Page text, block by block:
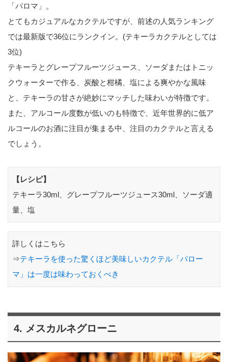
「パロマ」。
とてもカジュアルなカクテルですが、前述の人気ランキング
では最新版で36位にランクイン。(テキーラカクテルとしては
3位)
テキーラとグレープフルーツジュース、ソーダまたはトニッ
クウォーターで作る、炭酸と柑橘、塩による爽やかな風味
と、テキーラの甘さが絶妙にマッチした味わいが特徴です。
また、アルコール度数が低いのも特徴で、近年世界的に低ア
ルコールのお酒に注目が集まる中、注目のカクテルと言える
でしょう。
【レシピ】
テキーラ30ml、グレープフルーツジュース30ml、ソーダ適
量、塩
詳しくはこちら
⇒テキーラを使った驚くほど美味しいカクテル「パロー
マ」は一度は味わっておくべき
4. メスカルネグローニ